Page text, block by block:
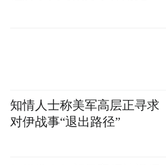
知情人士称美军高层正寻求
对伊战事“退出路径”